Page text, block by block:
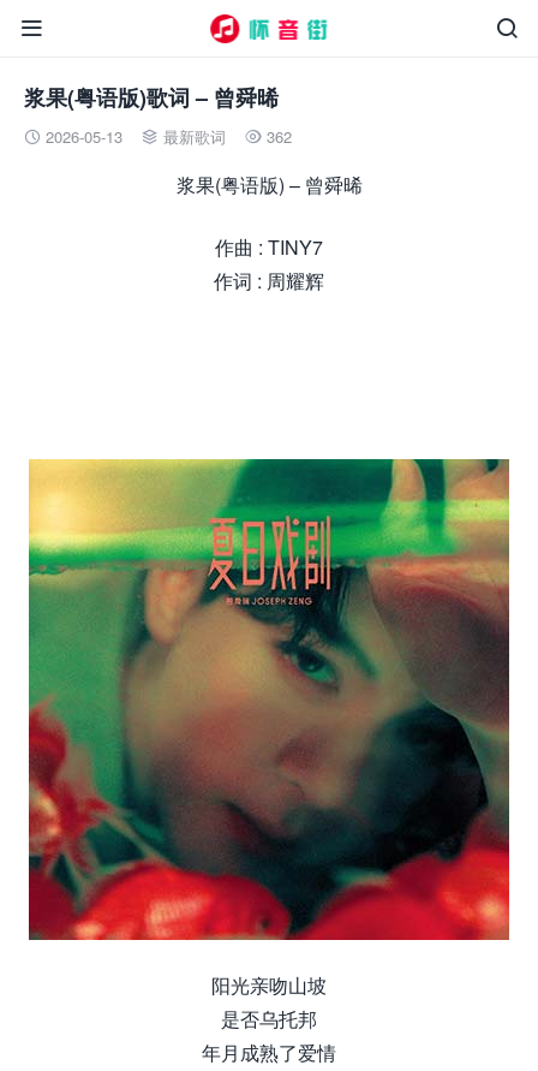


浆果(粤语版)歌词 – 曾舜晞
 2026-05-13  最新歌词  362
浆果(粤语版) – 曾舜晞
作曲 : TINY7
作词 : 周耀辉
阳光亲吻山坡
是否乌托邦
年月成熟了爱情